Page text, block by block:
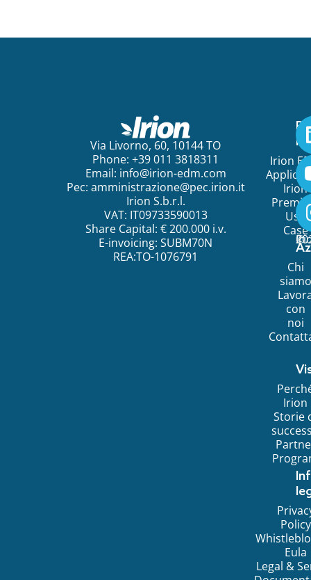
Via Livorno, 60, 10144 TO
Phone: +39 011 3818311
Email: info@irion-edm.com
Pec: amministrazione@pec.irion.it
Irion S.b.r.l.
VAT: IT09733590013
Share Capital: € 200.000 i.v.
E-invoicing: SUBM70N
REA:TO-1076791
Irion
Irion
Use
Case
Chi
siamo
con
noi
Irion
Storie
Policy
Eula
Legal &
©